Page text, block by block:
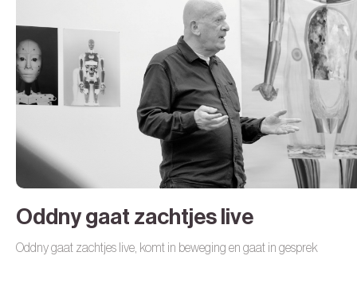
Oddny gaat zachtjes live
Oddny gaat zachtjes live, komt in beweging en gaat in gesprek